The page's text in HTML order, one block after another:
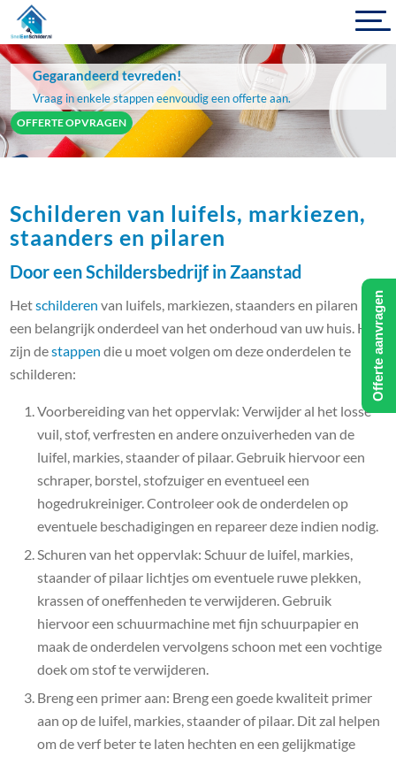
Gegarandeerd tevreden!
Vraag in enkele stappen eenvoudig een offerte aan.
OFFERTE OPVRAGEN
Schilderen van luifels, markiezen,
staanders en pilaren
Door een Schildersbedrijf in Zaanstad
Hetschilderen van luifels, markiezen, staanders en pilaren is
een belangrijk onderdeel van het onderhoud van uw huis. Hier
zijn destappen die u moet volgen om deze onderdelen te
schilderen:
Voorbereiding van het oppervlak: Verwijder al het losse
vuil, stof, verfresten en andere onzuiverheden van de
luifel, markies, staander of pilaar. Gebruik hiervoor een
schraper, borstel, stofzuiger en eventueel een
hogedrukreiniger. Controleer ook de onderdelen op
eventuele beschadigingen en repareer deze indien nodig.
Schuren van het oppervlak: Schuur de luifel, markies,
staander of pilaar lichtjes om eventuele ruwe plekken,
krassen of oneffenheden te verwijderen. Gebruik
hiervoor een schuurmachine met fijn schuurpapier en
maak de onderdelen vervolgens schoon met een vochtige
doek om stof te verwijderen.
Breng een primer aan: Breng een goede kwaliteit primer
aan op de luifel, markies, staander of pilaar. Dit zal helpen
om de verf beter te laten hechten en een gelijkmatige
Offerte aanvragen